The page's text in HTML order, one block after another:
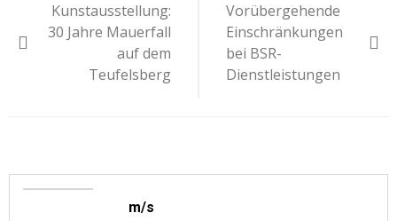
Kunstausstellung:
30 Jahre Mauerfall
auf dem
Teufelsberg
Vorübergehende
Einschränkungen
bei BSR-
Dienstleistungen
m/s